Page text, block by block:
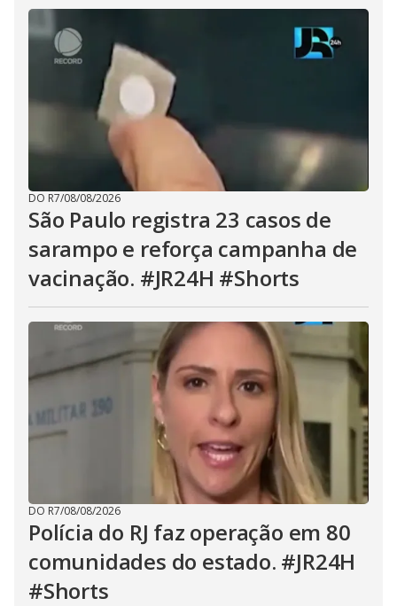
DO R7/08/08/2026
São Paulo registra 23 casos de
sarampo e reforça campanha de
vacinação. #JR24H #Shorts
DO R7/08/08/2026
Polícia do RJ faz operação em 80
comunidades do estado. #JR24H
#Shorts